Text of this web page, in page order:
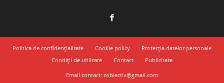
Politica de confidențialitate Cookie policy
Protecția datelor personale
Condiții de utilizare
Contact
Publicitate
Email contact: zobiectiv@gmail.com